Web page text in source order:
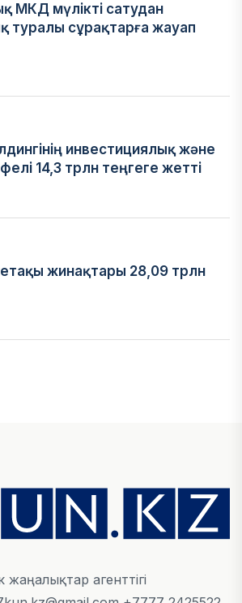
МКД мүлікті сатудан
туралы сұрақтарға жауап
инвестициялық және
14,3 трлн теңгеге жетті
жинақтары 28,09 трлн
іссапар ұйымдастыратын ЖИ
жаңалықтар агенттігі